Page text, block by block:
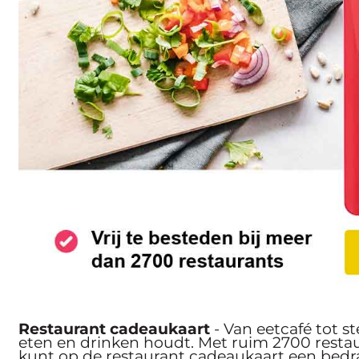
Restaurant cadeaukaart - Van eetcafé tot
eten en drinken houdt. Met ruim 2700